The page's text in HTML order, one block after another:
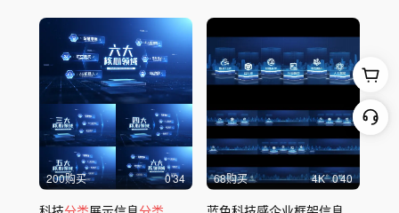
200购买 0'34 68购买 4K 0'40